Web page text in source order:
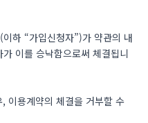
하 “가입신청자”)가 약관의 내
이를 승낙함으로써 체결됩니
이용계약의 체결을 거부할 수